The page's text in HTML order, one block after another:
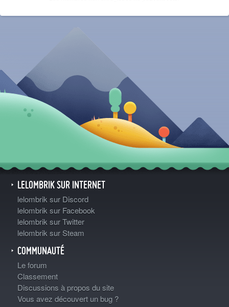
LELOMBRIK SUR INTERNET
lelombrik sur Discord
lelombrik sur Facebook
lelombrik sur Twitter
lelombrik sur Steam
COMMUNAUTÉ
Le forum
Classement
Discussions à propos du site
Vous avez découvert un bug ?